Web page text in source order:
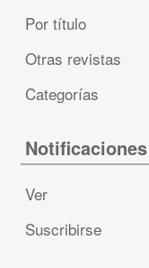
Por título
Otras revistas
Categorías
Notificaciones
Ver
Suscribirse